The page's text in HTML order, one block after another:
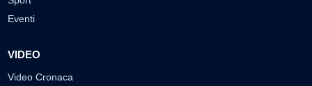
Eventi
VIDEO
Video Cronaca